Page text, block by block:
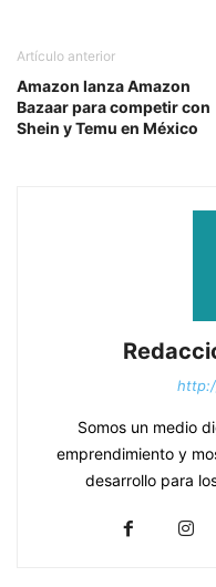
Artículo anterior
Amazon lanza Amazon
Bazaar para competir con
Shein y Temu en México
Somos un medio
emprendimiento y
desarrollo para